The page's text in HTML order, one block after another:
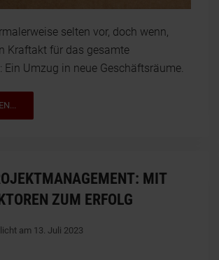
selten vor, doch wenn,
Kraftakt für das gesamte
Ein Umzug in neue Geschäftsräume.
MIT
ZUM ERFOLG
am 13. Juli 2023